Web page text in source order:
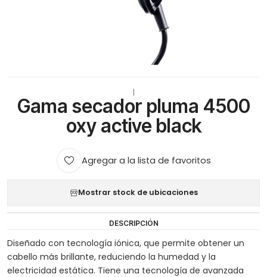
Gama secador pluma 4500
oxy active black
Agregar a la lista de favoritos
Mostrar stock de ubicaciones
DESCRIPCIÓN
Diseñado con tecnología iónica, que permite obtener un
cabello más brillante, reduciendo la humedad y la
electricidad estática. Tiene una tecnología de avanzada